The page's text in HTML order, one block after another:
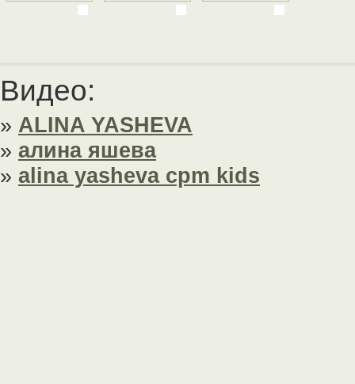
Видео:
» ALINA YASHEVA
» алина яшева
» alina yasheva cpm kids